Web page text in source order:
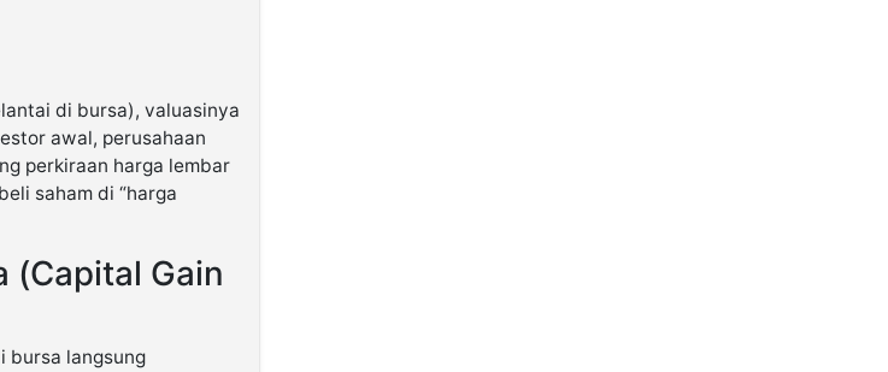
di bursa), valuasinya
awal, perusahaan
perkiraan harga lembar
saham di “harga
(Capital Gain
bursa langsung